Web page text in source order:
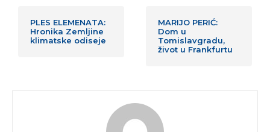
PLES ELEMENATA:
Hronika Zemljine
klimatske odiseje
MARIJO PERIĆ:
Dom u
Tomislavgradu,
život u Frankfurtu